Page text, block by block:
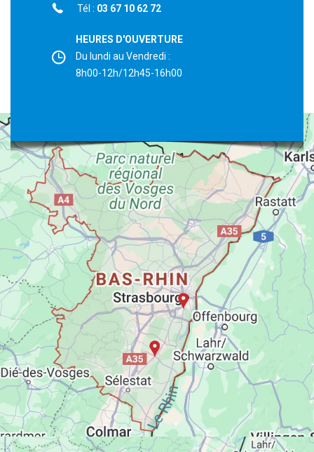
Tél : 03 67 10 62 72
HEURES D'OUVERTURE
Du lundi au Vendredi :
8h00-12h/12h45-16h00